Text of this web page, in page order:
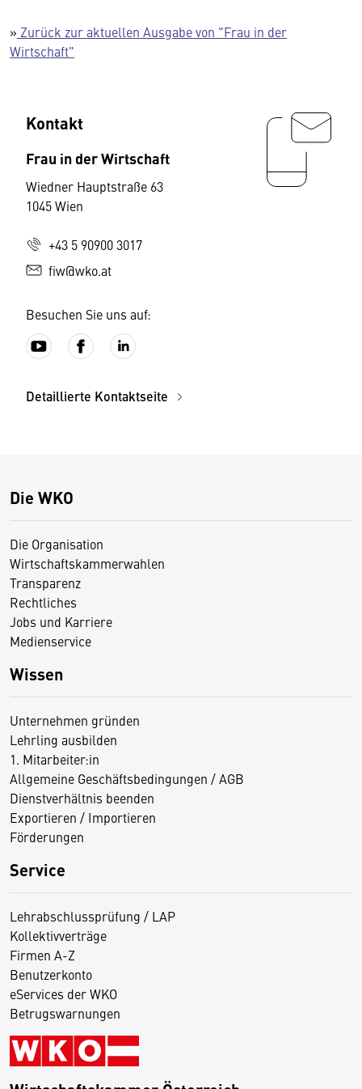
» Zurück zur aktuellen Ausgabe von "Frau in der
Wirtschaft"
Kontakt
Frau in der Wirtschaft
Wiedner Hauptstraße 63
1045 Wien
+43 5 90900 3017
fiw@wko.at
Besuchen Sie uns auf:
Detaillierte Kontaktseite
Die WKO
Die Organisation
Wirtschaftskammerwahlen
Transparenz
Rechtliches
Jobs und Karriere
Medienservice
Wissen
Unternehmen gründen
Lehrling ausbilden
1. Mitarbeiter:in
Allgemeine Geschäftsbedingungen / AGB
Dienstverhältnis beenden
Exportieren / Importieren
Förderungen
Service
Lehrabschlussprüfung / LAP
Kollektivverträge
Firmen A-Z
Benutzerkonto
eServices der WKO
Betrugswarnungen